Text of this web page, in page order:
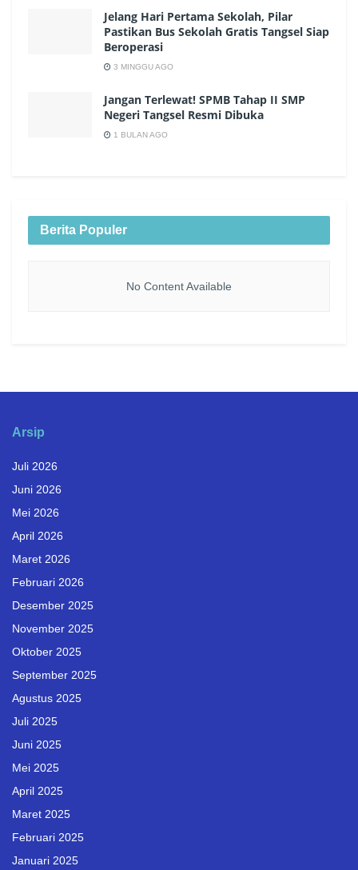
Jelang Hari Pertama Sekolah, Pilar
Pastikan Bus Sekolah Gratis Tangsel Siap
Beroperasi
3 MINGGU AGO
Jangan Terlewat! SPMB Tahap II SMP
Negeri Tangsel Resmi Dibuka
1 BULAN AGO
Berita Populer
No Content Available
Arsip
Juli 2026
Juni 2026
Mei 2026
April 2026
Maret 2026
Februari 2026
Desember 2025
November 2025
Oktober 2025
September 2025
Agustus 2025
Juli 2025
Juni 2025
Mei 2025
April 2025
Maret 2025
Februari 2025
Januari 2025